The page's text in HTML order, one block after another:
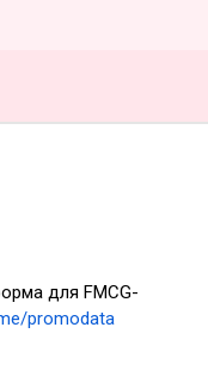
для FMCG-
promodata